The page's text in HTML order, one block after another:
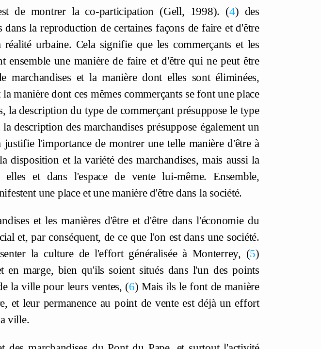
de montrer la co-participation (Gell, 1998). 4
des
dans la reproduction de certaines façons de faire et d'être
urbaine. Cela signifie que les commerçants et les
ensemble une manière de faire et d'être qui ne peut être
marchandises et la manière dont elles sont éliminées,
manière dont ces mêmes commerçants se font une place
la description du type de commerçant présuppose le type
description des marchandises présuppose également un
l'importance de montrer une telle manière d'être à
disposition et la variété des marchandises, mais aussi la
et dans l'espace de vente lui-même. Ensemble,
une place et une manière d'être dans la société.
et les manières d'être et d'être dans l'économie du
et, par conséquent, de ce que l'on est dans une société.
la culture de l'effort généralisée à Monterrey,
5
en marge, bien qu'ils soient situés dans l'un des points
la ville pour leurs ventes,
6 Mais ils le font de manière
et leur permanence au point de vente est déjà un effort
ville.